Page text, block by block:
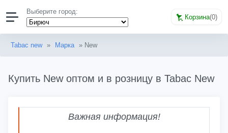
Выберите город:
Корзина(0)
Tabac new » Марка » New
Купить New оптом и в розницу в Tabac New
Важная информация!